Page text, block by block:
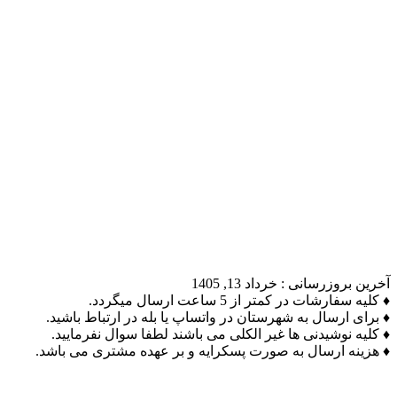
آخرین بروزرسانی : خرداد 13, 1405
♦ کلیه سفارشات در کمتر از 5 ساعت ارسال میگردد.
♦ برای ارسال به شهرستان در واتساپ یا بله در ارتباط باشید.
♦ کلیه نوشیدنی ها غیر الکلی می باشند لطفا سوال نفرمایید.
♦ هزینه ارسال به صورت پسکرایه و بر عهده مشتری می باشد.